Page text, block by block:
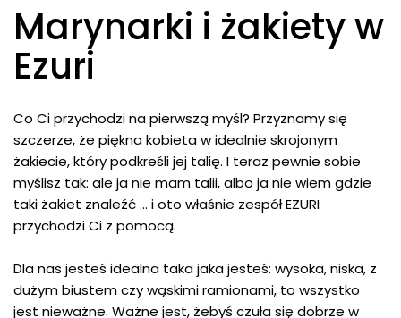
Marynarki i żakiety w
Ezuri
Co Ci przychodzi na pierwszą myśl? Przyznamy się
szczerze, że piękna kobieta w idealnie skrojonym
żakiecie, który podkreśli jej talię. I teraz pewnie sobie
myślisz tak: ale ja nie mam talii, albo ja nie wiem gdzie
taki żakiet znaleźć … i oto właśnie zespół EZURI
przychodzi Ci z pomocą.
Dla nas jesteś idealna taka jaka jesteś: wysoka, niska, z
dużym biustem czy wąskimi ramionami, to wszystko
jest nieważne. Ważne jest, żebyś czuła się dobrze w